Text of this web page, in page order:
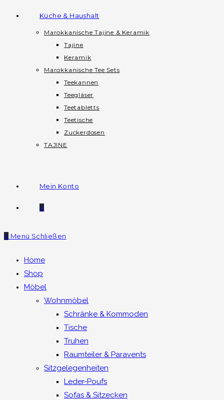
Küche & Haushalt
Marokkanische Tajine & Keramik
Tajine
Keramik
Marokkanische Tee Sets
Teekannen
Teegläser
Teetabletts
Teetische
Zuckerdosen
TAJINE
Mein Konto
0
0 Menü Schließen
Home
Shop
Möbel
Wohnmöbel
Schränke & Kommoden
Tische
Truhen
Raumteiler & Paravents
Sitzgelegenheiten
Leder-Poufs
Sofas & Sitzecken